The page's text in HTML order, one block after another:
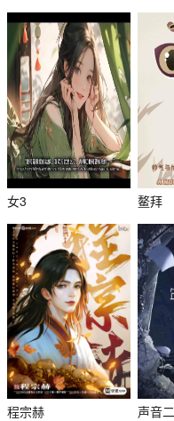
女3 鳌拜
程宗赫 声音二